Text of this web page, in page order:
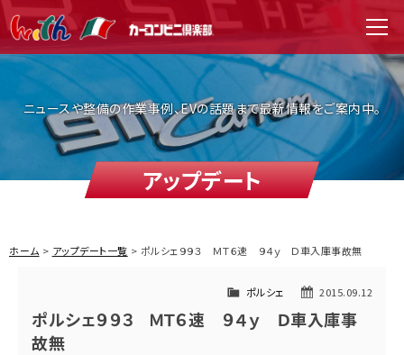
WITH（ウィズ） menu
ニュースや整備の作業事例、EVの話題まで最新情報をご案内中。
アップデート
ホーム アップデート一覧 ポルシェ９９３ ＭＴ６速 ９４ｙ Ｄ車入庫事故無
2015.09.12
ポルシェ
ポルシェ９９３ ＭＴ６速 ９４ｙ Ｄ車入庫事
故無